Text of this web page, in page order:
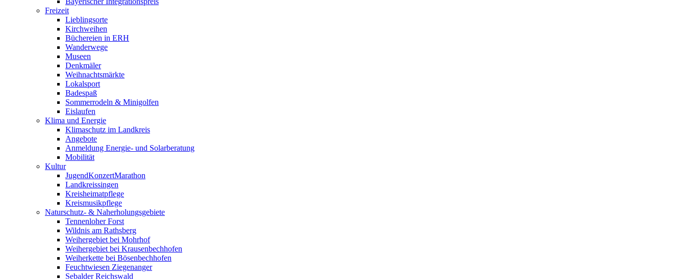
Freizeit
Lieblingsorte
Kirchweihen
Büchereien in ERH
Wanderwege
Museen
Denkmäler
Weihnachtsmärkte
Lokalsport
Badespaß
Sommerrodeln & Minigolfen
Eislaufen
Klima und Energie
Klimaschutz im Landkreis
Angebote
Anmeldung Energie- und Solarberatung
Mobilität
Kultur
JugendKonzertMarathon
Landkreissingen
Kreisheimatpflege
Kreismusikpflege
Naturschutz- & Naherholungsgebiete
Tennenloher Forst
Wildnis am Rathsberg
Weihergebiet bei Mohrhof
Weihergebiet bei Krausenbechhofen
Weiherkette bei Bösenbechhofen
Feuchtwiesen Ziegenanger
Sebalder Reichswald